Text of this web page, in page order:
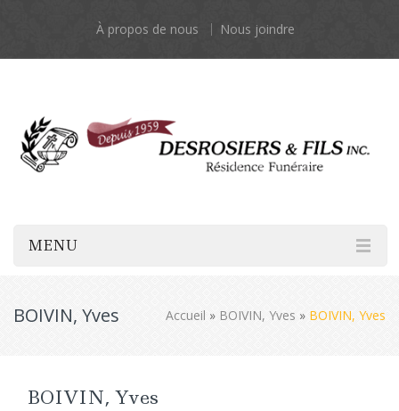
À propos de nous Nous joindre
MENU
BOIVIN, Yves Accueil » BOIVIN, Yves » BOIVIN, Yves
BOIVIN, Yves